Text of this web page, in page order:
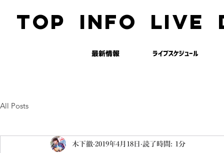
TOP INFO LIVE
最新情報 ライブスケジュール
All Posts
木下徹 2019年4月18日 読了時間: 1分